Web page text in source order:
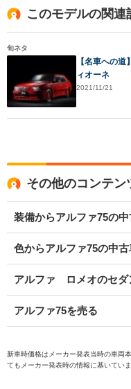
このモデルの関連
旬ネタ
【名車への
ィオーネ
2021/11/21
その他のコンテン
装備からアルファ75の
色からアルファ75の中
アルファ ロメオのセダ
アルファ75を売る
新車時価格はメーカー発表当時の車両
てもメーカー発表時の情報に基いていま